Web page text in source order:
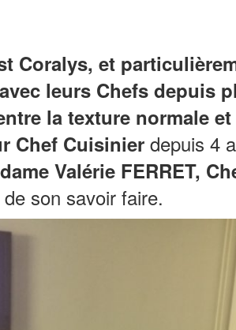
Coralys, et
leurs Chefs depuis
la texture normale
Chef Cuisinierdepuis 4
Valérie FERRET,
son savoir faire.